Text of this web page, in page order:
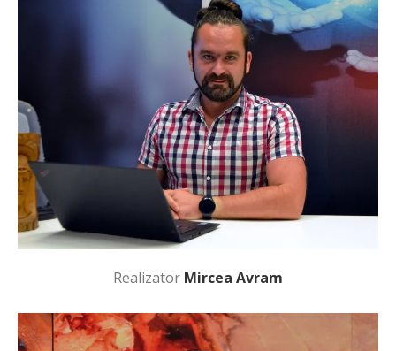
Realizator Mircea Avram